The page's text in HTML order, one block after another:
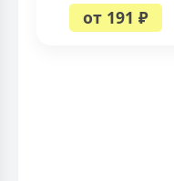
от 191 ₽